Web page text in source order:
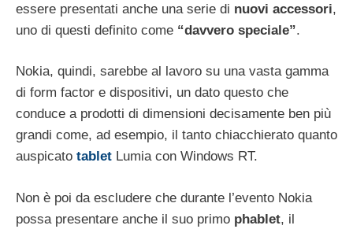
essere presentati anche una serie di nuovi accessori,
uno di questi definito come “davvero speciale”.
Nokia, quindi, sarebbe al lavoro su una vasta gamma
di form factor e dispositivi, un dato questo che
conduce a prodotti di dimensioni decisamente ben più
grandi come, ad esempio, il tanto chiacchierato quanto
auspicato tablet Lumia con Windows RT.
Non è poi da escludere che durante l’evento Nokia
possa presentare anche il suo primo phablet, il